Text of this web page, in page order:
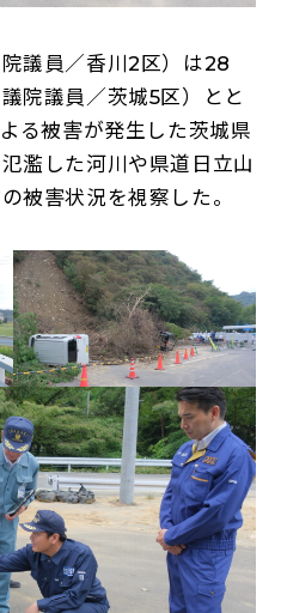
議員／香川2区）は28
院議員／茨城5区）とと
る被害が発生した茨城県
濫した河川や県道日立山
被害状況を視察した。